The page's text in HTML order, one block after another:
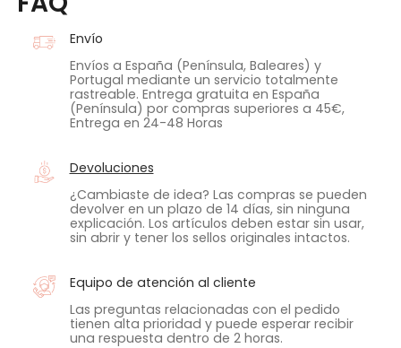
Envío
Envíos a España (Península, Baleares) y
Portugal mediante un servicio totalmente
rastreable. Entrega gratuita en España
(Península) por compras superiores a 45€,
Entrega en 24-48 Horas
Devoluciones
¿Cambiaste de idea? Las compras se pueden
devolver en un plazo de 14 días, sin ninguna
explicación. Los artículos deben estar sin usar,
sin abrir y tener los sellos originales intactos.
Equipo de atención al cliente
Las preguntas relacionadas con el pedido
tienen alta prioridad y puede esperar recibir
una respuesta dentro de 2 horas.